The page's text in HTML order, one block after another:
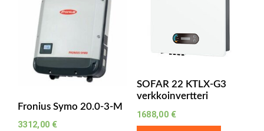
Fronius Symo 20.0-3-M
3312,00 €
SOFAR 22 KTLX-G3
verkkoinvertteri
1688,00 €